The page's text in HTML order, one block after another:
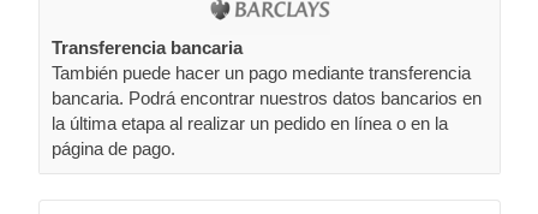
Transferencia bancaria
También puede hacer un pago mediante transferencia
bancaria. Podrá encontrar nuestros datos bancarios en
la última etapa al realizar un pedido en línea o en la
página de pago.